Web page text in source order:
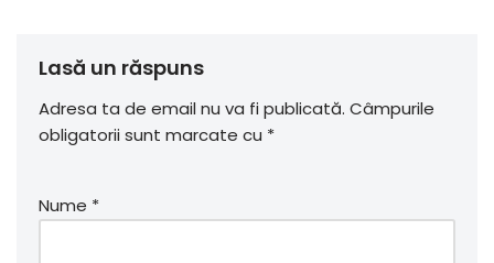
Lasă un răspuns
Adresa ta de email nu va fi publicată. Câmpurile
obligatorii sunt marcate cu *
Nume *